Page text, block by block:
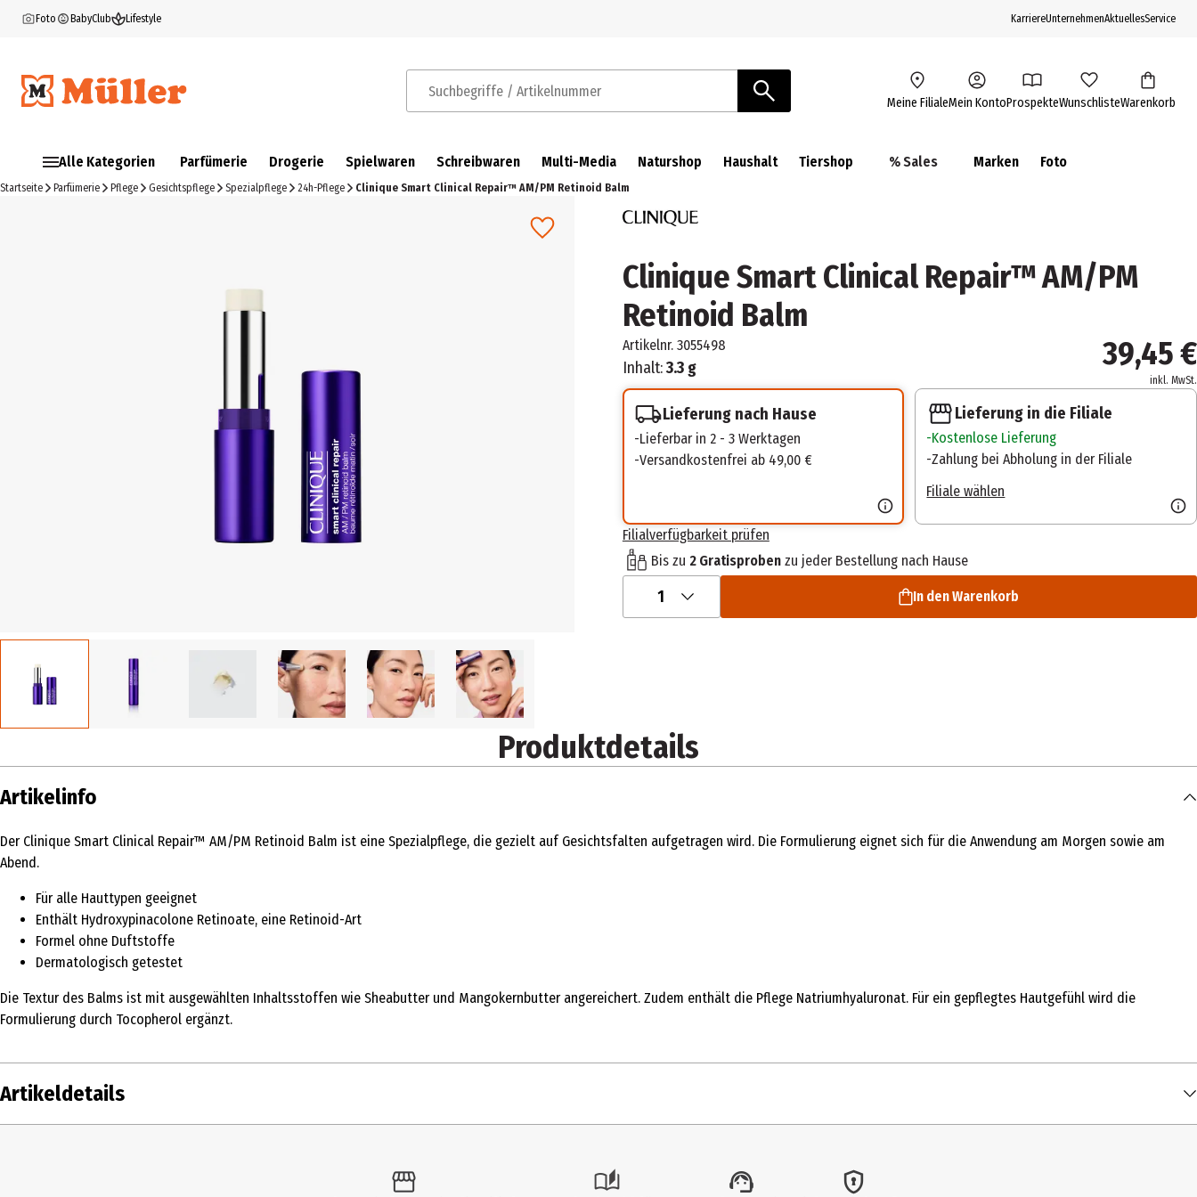
Foto BabyClub Lifestyle KarriereUnternehmenAktuellesService
Suchbegriffe / Artikelnummer Meine FilialeMein KontoProspekteWunschlisteWarenkorb
Alle Kategorien Parfümerie Drogerie Spielwaren Schreibwaren Multi-Media Naturshop Haushalt Tiershop % Sales Marken Foto
Startseite Parfümerie Pflege Gesichtspflege Spezialpflege 24h-Pflege Clinique Smart Clinical Repair™ AM/PM Retinoid Balm
Clinique Smart Clinical Repair™ AM/PM
Retinoid Balm
Artikelnr. 3055498
Inhalt:3.3 g 39,45 €
inkl. MwSt.
Lieferung nach Hause
Lieferbar in 2 - 3 Werktagen
Versandkostenfrei ab 49,00 €
Lieferung in die Filiale
Kostenlose Lieferung
Zahlung bei Abholung in der Filiale
Filiale wählen
Filialverfügbarkeit prüfen
Bis zu 2 Gratisprobenzu jeder Bestellung nach Hause
1 In den Warenkorb
Produktdetails
Artikelinfo
Der Clinique Smart Clinical Repair™ AM/PM Retinoid Balm ist eine Spezialpflege, die gezielt auf Gesichtsfalten aufgetragen wird. Die Formulierung eignet sich für die Anwendung am Morgen sowie am
Abend.
Für alle Hauttypen geeignet
Enthält Hydroxypinacolone Retinoate, eine Retinoid-Art
Formel ohne Duftstoffe
Dermatologisch getestet
Die Textur des Balms ist mit ausgewählten Inhaltsstoffen wie Sheabutter und Mangokernbutter angereichert. Zudem enthält die Pflege Natriumhyaluronat. Für ein gepflegtes Hautgefühl wird die
Formulierung durch Tocopherol ergänzt.
Artikeldetails